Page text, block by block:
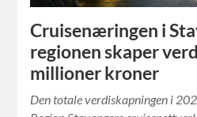
Cruisenæringen i
regionen skaper
millioner kroner
Den totale verdiskapningen i